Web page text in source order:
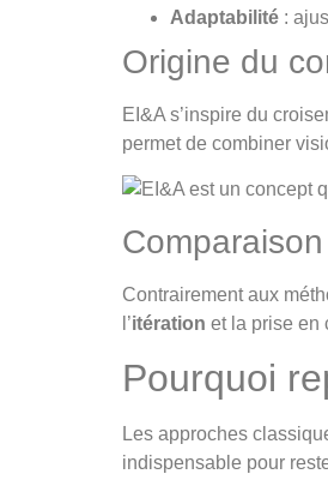
Adaptabilité :
Origine du
EI&A s’inspire du
permet de combiner
Contrairement aux
l’itération et la prise en
Pourquoi
Les approches
indispensable pour